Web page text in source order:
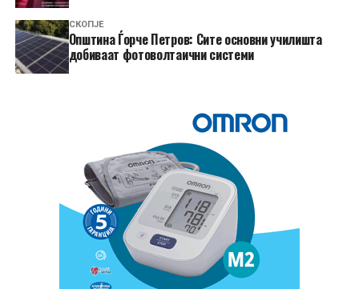
СКОПЈЕ
Општина Ѓорче Петров: Сите основни училишта
добиваат фотоволтаични системи